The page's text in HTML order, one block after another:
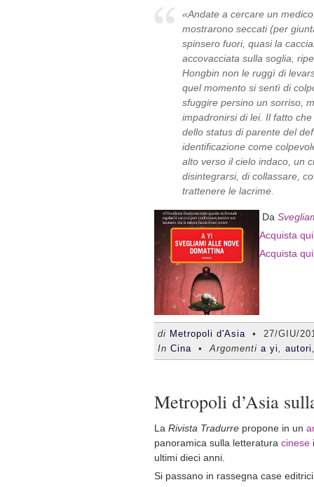
«Andate a cercare un
mostrarono seccati (per
spinsero fuori, quasi la
accovacciata sulla soglia,
Hongbin non le ruggì di
quel momento si sentì di
sfuggire persino un sorriso,
impadronirsi di lei. Il fatto
dello status di parente del
identificazione come
alto verso il cielo indaco, un
disintegrarsi, di collassare,
trattenere le lacrime.
Da
Acquista
Acquista qui
di Metropoli d'Asia • 27/GIU/
In Cina • Argomenti a yi, autori
Metropoli d’Asia
La Rivista Tradurre propone in un
panoramica sulla letteratura cinese
ultimi dieci anni.
Si passano in rassegna case